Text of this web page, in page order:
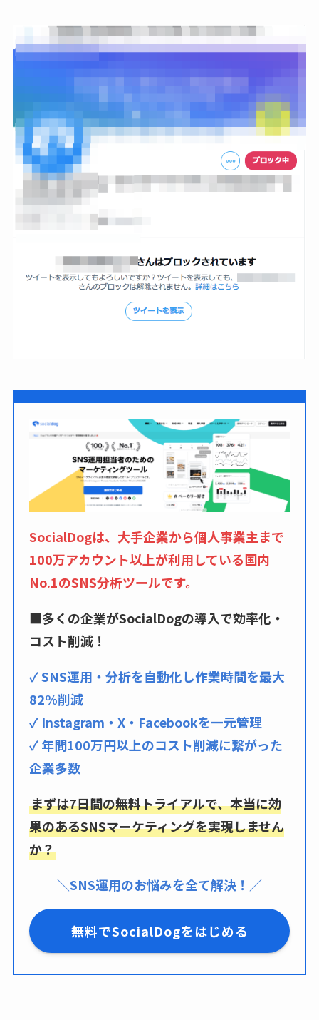
SocialDogは、大手企業から個人事業主まで
100万アカウント以上が利用している国内
No.1のSNS分析ツールです。
■多くの企業がSocialDogの導入で効率化・
コスト削減！
✓ SNS運用・分析を自動化し作業時間を最大
82%削減
✓ Instagram・X・Facebookを一元管理
✓ 年間100万円以上のコスト削減に繋がった
企業多数
まずは7日間の無料トライアルで、本当に効
果のあるSNSマーケティングを実現しません
か？
＼SNS運用のお悩みを全て解決！／
無料でSocialDogをはじめる